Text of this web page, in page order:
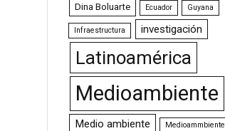
Dina Boluarte Ecuador Guyana
Infraestructura investigación
Latinoamérica
Medioambiente
Medio ambiente Medioammbiente